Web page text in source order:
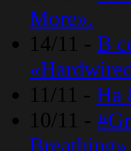
More».
14/11 - В
11/11 - На
10/11 -
Breathing»